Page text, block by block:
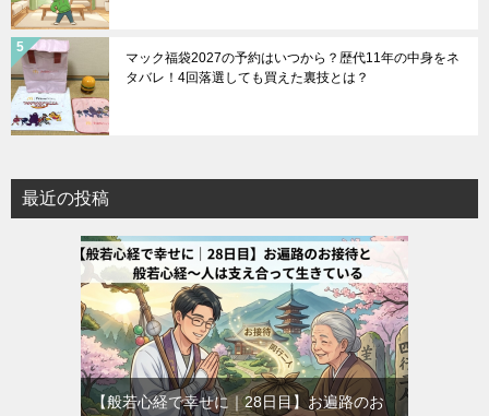
マック福袋2027の予約はいつから？歴代11年の中身をネ
タバレ！4回落選しても買えた裏技とは？
最近の投稿
【般若心経で幸せに｜28日目】お遍路のお